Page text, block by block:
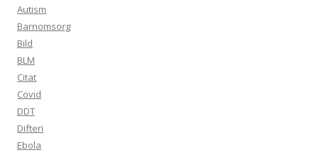
Autism
Barnomsorg
Bild
BLM
Citat
Covid
DDT
Difteri
Ebola